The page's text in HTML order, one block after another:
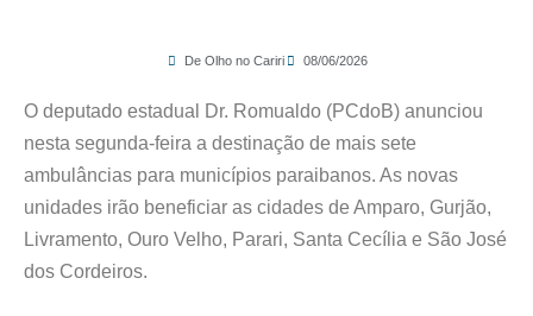
De Olho no Cariri 08/06/2026
O deputado estadual Dr. Romualdo (PCdoB) anunciou
nesta segunda-feira a destinação de mais sete
ambulâncias para municípios paraibanos. As novas
unidades irão beneficiar as cidades de Amparo, Gurjão,
Livramento, Ouro Velho, Parari, Santa Cecília e São José
dos Cordeiros.